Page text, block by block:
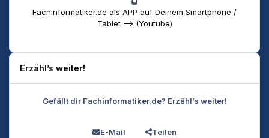
Fachinformatiker.de als APP auf Deinem Smartphone /
Tablet --> (Youtube)
Erzähl’s weiter!
Gefällt dir Fachinformatiker.de? Erzähl’s weiter!
E-Mail Teilen